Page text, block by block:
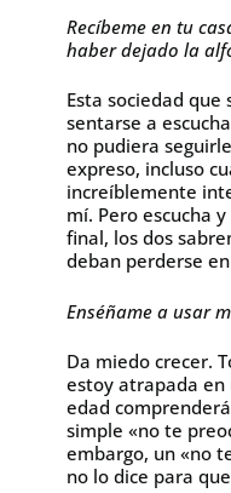
Recíbeme en tu
haber dejado la
Esta sociedad
sentarse a
no pudiera
expreso, incluso
increíblemente
mí. Pero escucha
final, los dos
deban perderse
Enséñame a usar
Da miedo crecer.
estoy atrapada
edad
simple «no te
embargo, un «no
no lo dice para